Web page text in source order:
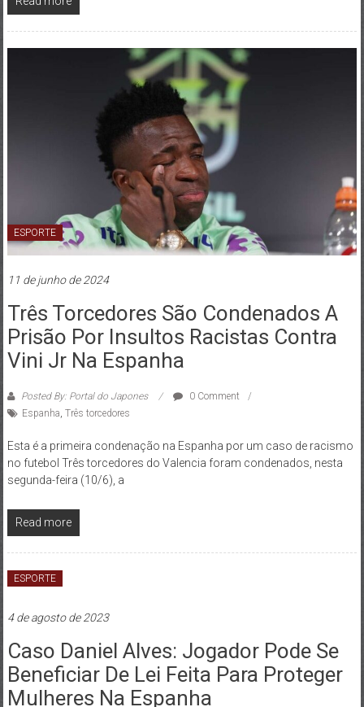
ESPORTE
11 de junho de 2024
Três Torcedores São Condenados A
Prisão Por Insultos Racistas Contra
Vini Jr Na Espanha
Posted By: Portal do Japones
0 Comment
Espanha Três torcedores
Esta é a primeira condenação na Espanha por um caso de racismo
no futebol Três torcedores do Valencia foram condenados, nesta
segunda-feira (10/6), a
Read more
ESPORTE
4 de agosto de 2023
Caso Daniel Alves: Jogador Pode Se
Beneficiar De Lei Feita Para Proteger
Mulheres Na Espanha